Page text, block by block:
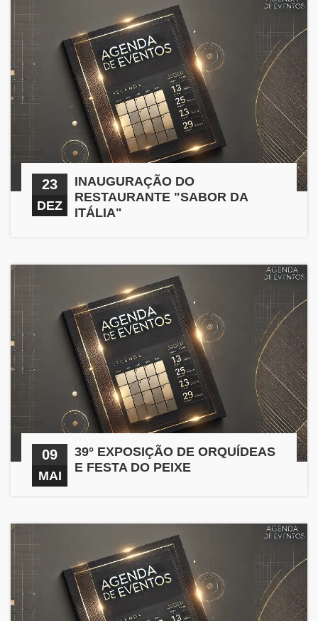
23
DEZ
INAUGURAÇÃO DO
RESTAURANTE "SABOR DA
ITÁLIA"
09
MAI
39° EXPOSIÇÃO DE ORQUÍDEAS
E FESTA DO PEIXE